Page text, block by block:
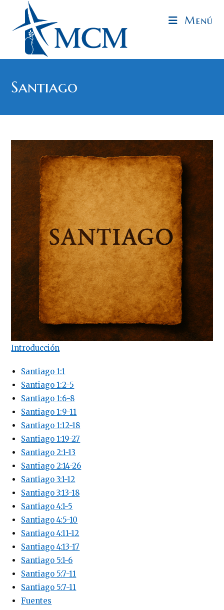
Menú
Santiago
Introducción
Santiago 1:1
Santiago 1:2-5
Santiago 1:6-8
Santiago 1:9-11
Santiago 1:12-18
Santiago 1:19-27
Santiago 2:1-13
Santiago 2:14-26
Santiago 3:1-12
Santiago 3:13-18
Santiago 4:1-5
Santiago 4:5-10
Santiago 4:11-12
Santiago 4:13-17
Santiago 5:1-6
Santiago 5:7-11
Santiago 5:7-11
Fuentes